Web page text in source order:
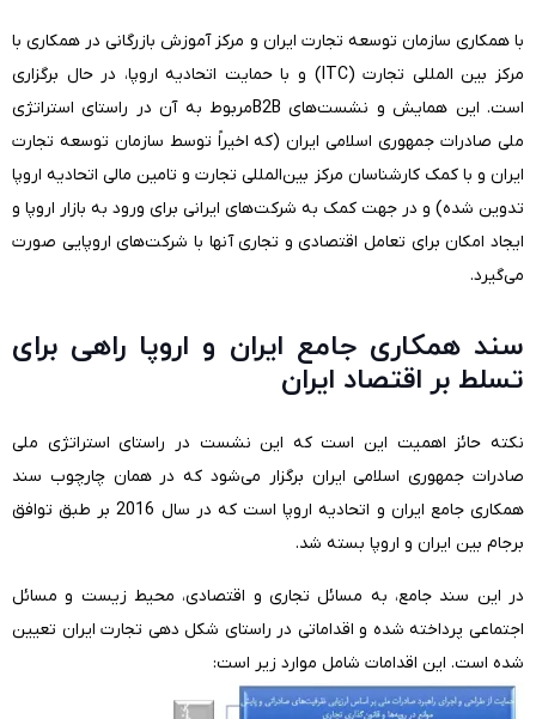
با همکاری سازمان توسعه تجارت ایران و مرکز آموزش بازرگانی در همکاری با
مرکز بین المللی تجارت (ITC) و با حمایت اتحادیه اروپا، در حال برگزاری
است. این همایش و نشست‌های B2Bمربوط به آن در راستای استراتژی
ملی صادرات جمهوری اسلامی ایران (که اخیراً توسط سازمان توسعه تجارت
ایران و با کمک کارشناسان مرکز بین‌المللی تجارت و تامین مالی اتحادیه اروپا
تدوین شده) و در جهت کمک به شرکت‌های ایرانی برای ورود به بازار اروپا و
ایجاد امکان برای تعامل اقتصادی و تجاری آنها با شرکت‌های اروپایی صورت
می‌گیرد.
سند همکاری جامع ایران و اروپا راهی برای
تسلط بر اقتصاد ایران
نکته‌ ‌حائز اهمیت این است که این نشست در راستای استراتژی ملی
صادرات جمهوری اسلامی ایران برگزار می‌شود که در همان چارچوب سند
همکاری جامع ایران و اتحادیه‌ اروپا است که در سال 2016 بر طبق توافق
برجام بین ایران و اروپا بسته شد.
در این سند جامع، به مسائل تجاری و اقتصادی، محیط زیست و مسائل
اجتماعی پرداخته شده و اقداماتی در راستای شکل دهی تجارت ایران تعیین
شده است. این اقدامات شامل موارد زیر است: